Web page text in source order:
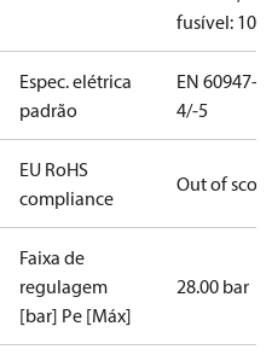
fusível: 10A
Espec. elétrica
padrão
EN 60947-
4/-5
EU RoHS
compliance
Out of scope
Faixa de
regulagem
[bar] Pe [Máx]
28.00 bar